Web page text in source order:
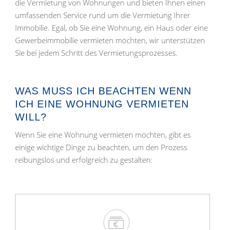
die Vermietung von Wohnungen und bieten Ihnen einen
umfassenden Service rund um die Vermietung Ihrer
Immobilie. Egal, ob Sie eine Wohnung, ein Haus oder eine
Gewerbeimmobilie vermieten möchten, wir unterstützen
Sie bei jedem Schritt des Vermietungsprozesses.
WAS MUSS ICH BEACHTEN WENN
ICH EINE WOHNUNG VERMIETEN
WILL?
Wenn Sie eine Wohnung vermieten möchten, gibt es
einige wichtige Dinge zu beachten, um den Prozess
reibungslos und erfolgreich zu gestalten: